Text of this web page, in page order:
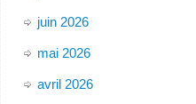
juin 2026
mai 2026
avril 2026